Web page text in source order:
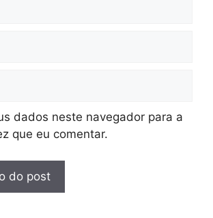
dados neste navegador para a
que eu comentar.